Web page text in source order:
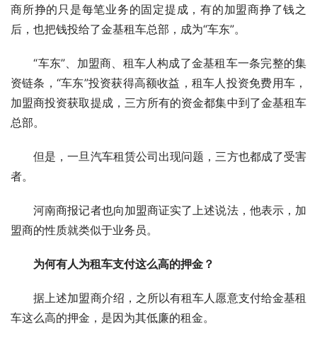
商所挣的只是每笔业务的固定提成，有的加盟商挣了钱之
后，也把钱投给了金基租车总部，成为“车东”。
“车东”、加盟商、租车人构成了金基租车一条完整的集
资链条，“车东”投资获得高额收益，租车人投资免费用车，
加盟商投资获取提成，三方所有的资金都集中到了金基租车
总部。
但是，一旦汽车租赁公司出现问题，三方也都成了受害
者。
河南商报记者也向加盟商证实了上述说法，他表示，加
盟商的性质就类似于业务员。
为何有人为租车支付这么高的押金？
据上述加盟商介绍，之所以有租车人愿意支付给金基租
车这么高的押金，是因为其低廉的租金。